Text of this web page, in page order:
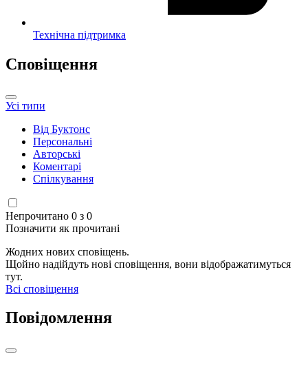
Технічна підтримка
Сповіщення
Усі типи
Від Буктонс
Персональні
Авторські
Коментарі
Спілкування
Непрочитано 0 з 0
Позначити як прочитані
Жодних нових сповіщень.
Щойно надійдуть нові сповіщення, вони відображатимуться
тут.
Всі сповіщення
Повідомлення